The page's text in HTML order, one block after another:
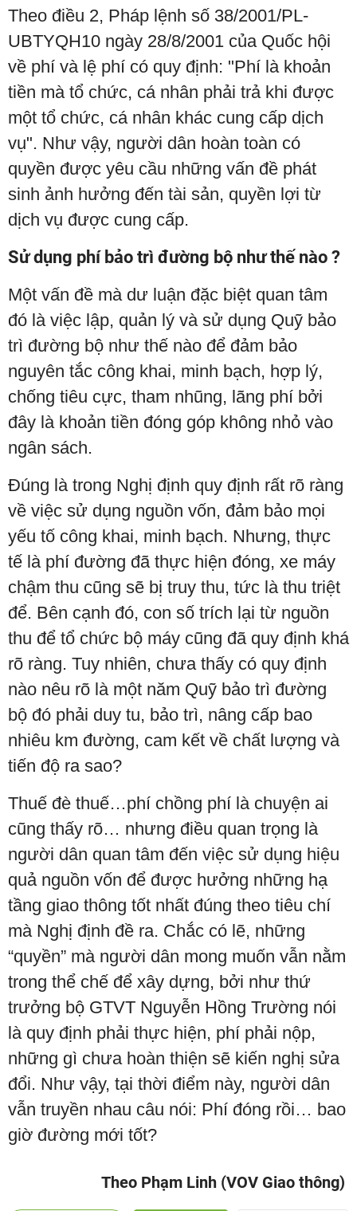
Theo điều 2, Pháp lệnh số 38/2001/PL-
UBTYQH10 ngày 28/8/2001 của Quốc hội
về phí và lệ phí có quy định: "Phí là khoản
tiền mà tổ chức, cá nhân phải trả khi được
một tổ chức, cá nhân khác cung cấp dịch
vụ". Như vậy, người dân hoàn toàn có
quyền được yêu cầu những vấn đề phát
sinh ảnh hưởng đến tài sản, quyền lợi từ
dịch vụ được cung cấp.
Sử dụng phí bảo trì đường bộ như thế nào ?
Một vấn đề mà dư luận đặc biệt quan tâm
đó là việc lập, quản lý và sử dụng Quỹ bảo
trì đường bộ như thế nào để đảm bảo
nguyên tắc công khai, minh bạch, hợp lý,
chống tiêu cực, tham nhũng, lãng phí bởi
đây là khoản tiền đóng góp không nhỏ vào
ngân sách.
Đúng là trong Nghị định quy định rất rõ ràng
về việc sử dụng nguồn vốn, đảm bảo mọi
yếu tố công khai, minh bạch. Nhưng, thực
tế là phí đường đã thực hiện đóng, xe máy
chậm thu cũng sẽ bị truy thu, tức là thu triệt
để. Bên cạnh đó, con số trích lại từ nguồn
thu để tổ chức bộ máy cũng đã quy định khá
rõ ràng. Tuy nhiên, chưa thấy có quy định
nào nêu rõ là một năm Quỹ bảo trì đường
bộ đó phải duy tu, bảo trì, nâng cấp bao
nhiêu km đường, cam kết về chất lượng và
tiến độ ra sao?
Thuế đè thuế…phí chồng phí là chuyện ai
cũng thấy rõ… nhưng điều quan trọng là
người dân quan tâm đến việc sử dụng hiệu
quả nguồn vốn để được hưởng những hạ
tầng giao thông tốt nhất đúng theo tiêu chí
mà Nghị định đề ra. Chắc có lẽ, những
“quyền” mà người dân mong muốn vẫn nằm
trong thể chế để xây dựng, bởi như thứ
trưởng bộ GTVT Nguyễn Hồng Trường nói
là quy định phải thực hiện, phí phải nộp,
những gì chưa hoàn thiện sẽ kiến nghị sửa
đổi. Như vậy, tại thời điểm này, người dân
vẫn truyền nhau câu nói: Phí đóng rồi… bao
giờ đường mới tốt?
Theo Phạm Linh (VOV Giao thông)